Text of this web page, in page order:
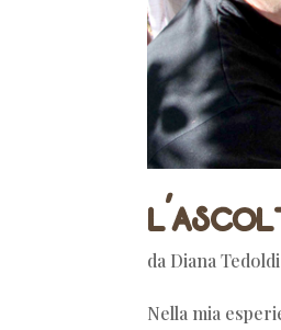
da Diana Tedoldi
Nella mia